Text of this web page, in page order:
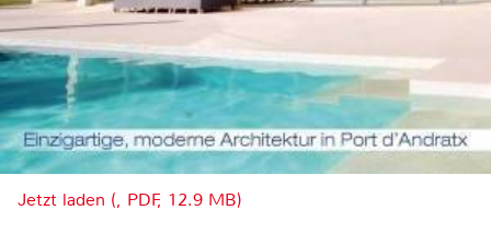
Jetzt laden (, PDF, 12.9 MB)